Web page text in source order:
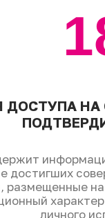
лично
Vino de Pago
винного
уходит вдаль,
снимка:
дней назад
SWN
уходит куда-
ДОСТУПА
достигших
размещенные
личного